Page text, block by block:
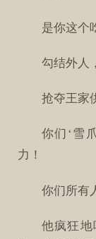
是你这个
勾结外人
抢夺王家
你们‘雪
力！
你们所有
他疯狂